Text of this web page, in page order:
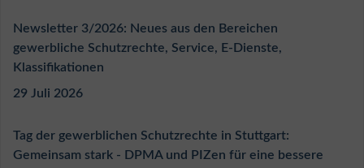
Newsletter 3/2026: Neues aus den Bereichen
gewerbliche Schutzrechte, Service, E-Dienste,
Klassifikationen
29 Juli 2026
Tag der gewerblichen Schutzrechte in Stuttgart:
Gemeinsam stark - DPMA und PIZen für eine bessere